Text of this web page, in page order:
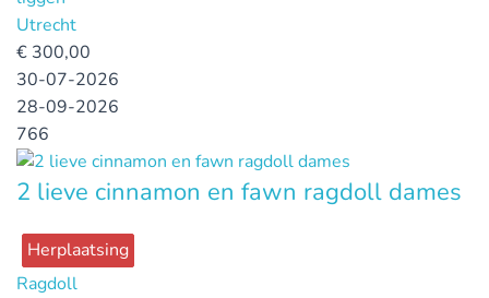
Utrecht
€ 300,00
30-07-2026
28-09-2026
766
2 lieve cinnamon en fawn ragdoll dames
Herplaatsing
Ragdoll